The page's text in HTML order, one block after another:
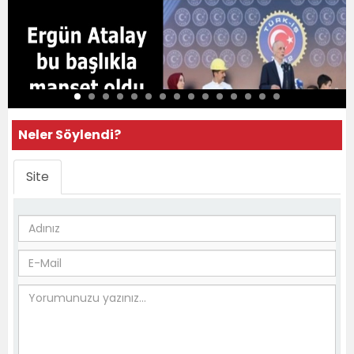
Neler Söylendi?
Site